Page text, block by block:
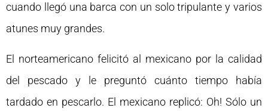
cuando llegó una barca con un solo tripulante y varios
atunes muy grandes.
El norteamericano felicitó al mexicano por la calidad
del pescado y le preguntó cuánto tiempo había
tardado en pescarlo. El mexicano replicó: Oh! Sólo un